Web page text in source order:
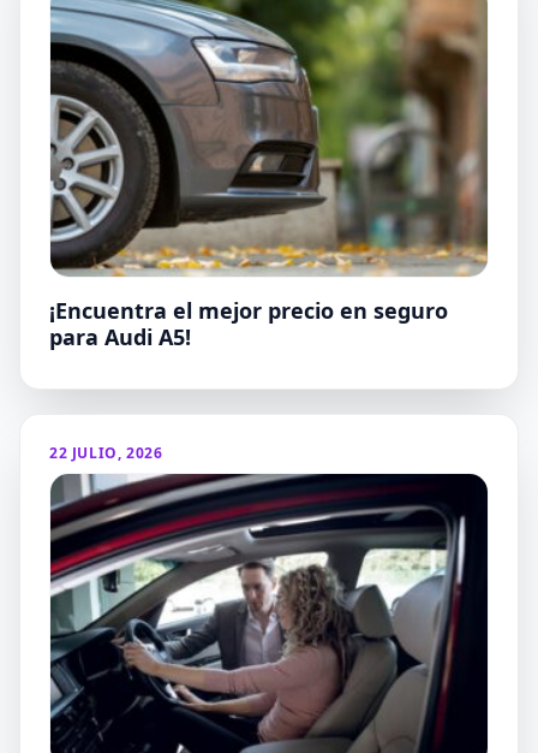
¡Encuentra el mejor precio en seguro
para Audi A5!
22 JULIO, 2026